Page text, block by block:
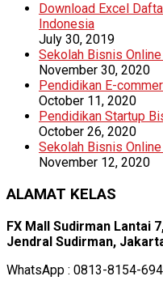
Download Excel
Indonesia
July 30, 2019
Sekolah Bisnis
November 30, 2020
Pendidikan E-
October 11, 2020
Pendidikan Startup
October 26, 2020
Sekolah Bisnis
November 12, 2020
ALAMAT KELAS
FX Mall Sudirman Lantai
Jendral Sudirman,
WhatsApp : 0813-8154-